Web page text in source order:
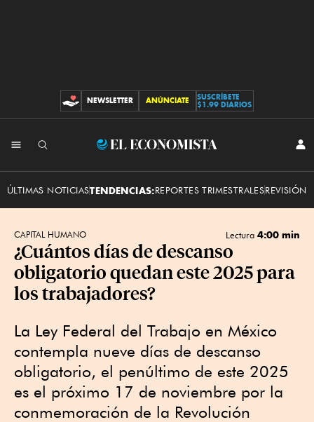
CONTRIBUCIONES
NEWSLETTER ANÚNCIATE
SUSCRÍBETE
$1.99 DIARIOS
El
ÚLTIMAS NOTICIASTENDENCIAS:REPORTES TRIMESTRALESREVISIÓN
CAPITAL HUMANO Lectura 4:00 min
¿Cuántos días de descanso
obligatorio quedan este 2025 para
los trabajadores?
La Ley Federal del Trabajo en México
contempla nueve días de descanso
obligatorio, el penúltimo de este 2025
es el próximo 17 de noviembre por la
conmemoración de la Revolución